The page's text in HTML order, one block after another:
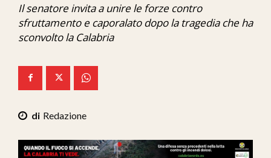
Economia
Ita-Mondo
C7 Play
We Calabria
Mix Zone
Il senatore invita a unire le forze contro
sfruttamento e caporalato dopo la tragedia che ha
sconvolto la Calabria
Redazione